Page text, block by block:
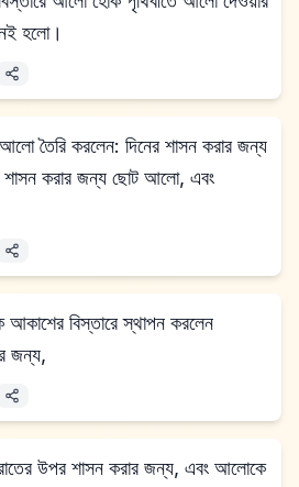
হলো।
করার জন্য ছোট আলো, এবং
জন্য,
উপর শাসন করার জন্য, এবং আলোকে